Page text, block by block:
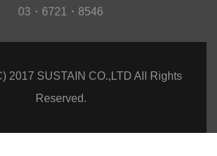
03・6721・8546
2017 SUSTAIN CO.,LTD All Rights
Reserved.